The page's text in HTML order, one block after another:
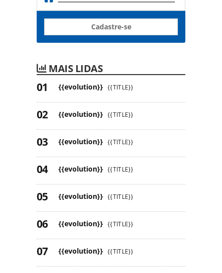
Cadastre-se
MAIS LIDAS
{{evolution}} {{TITLE}}
{{evolution}} {{TITLE}}
{{evolution}} {{TITLE}}
{{evolution}} {{TITLE}}
{{evolution}} {{TITLE}}
{{evolution}} {{TITLE}}
{{evolution}} {{TITLE}}